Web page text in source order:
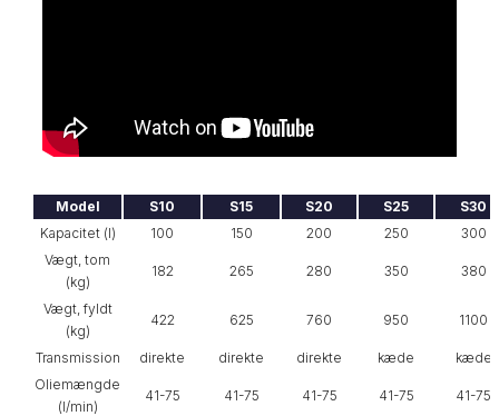
Model S10 S15 S20 S25
S30
Kapacitet (l)
100 150 200 250
300
Vægt, tom
(kg)
182 265 280 350 380
Vægt, fyldt
(kg)
422 625 760 950 1100
Transmission direkte direkte direkte kæde
kæde
Oliemængde
(l/min)
41-75 41-75 41-75 41-75 41-75